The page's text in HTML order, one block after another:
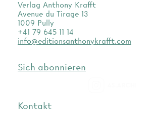
Verlag Anthony Krafft
Avenue du Tirage 13
1009 Pully
+41 79 645 11 14
info@editionsanthonykrafft.com
Sich abonnieren
Kontakt